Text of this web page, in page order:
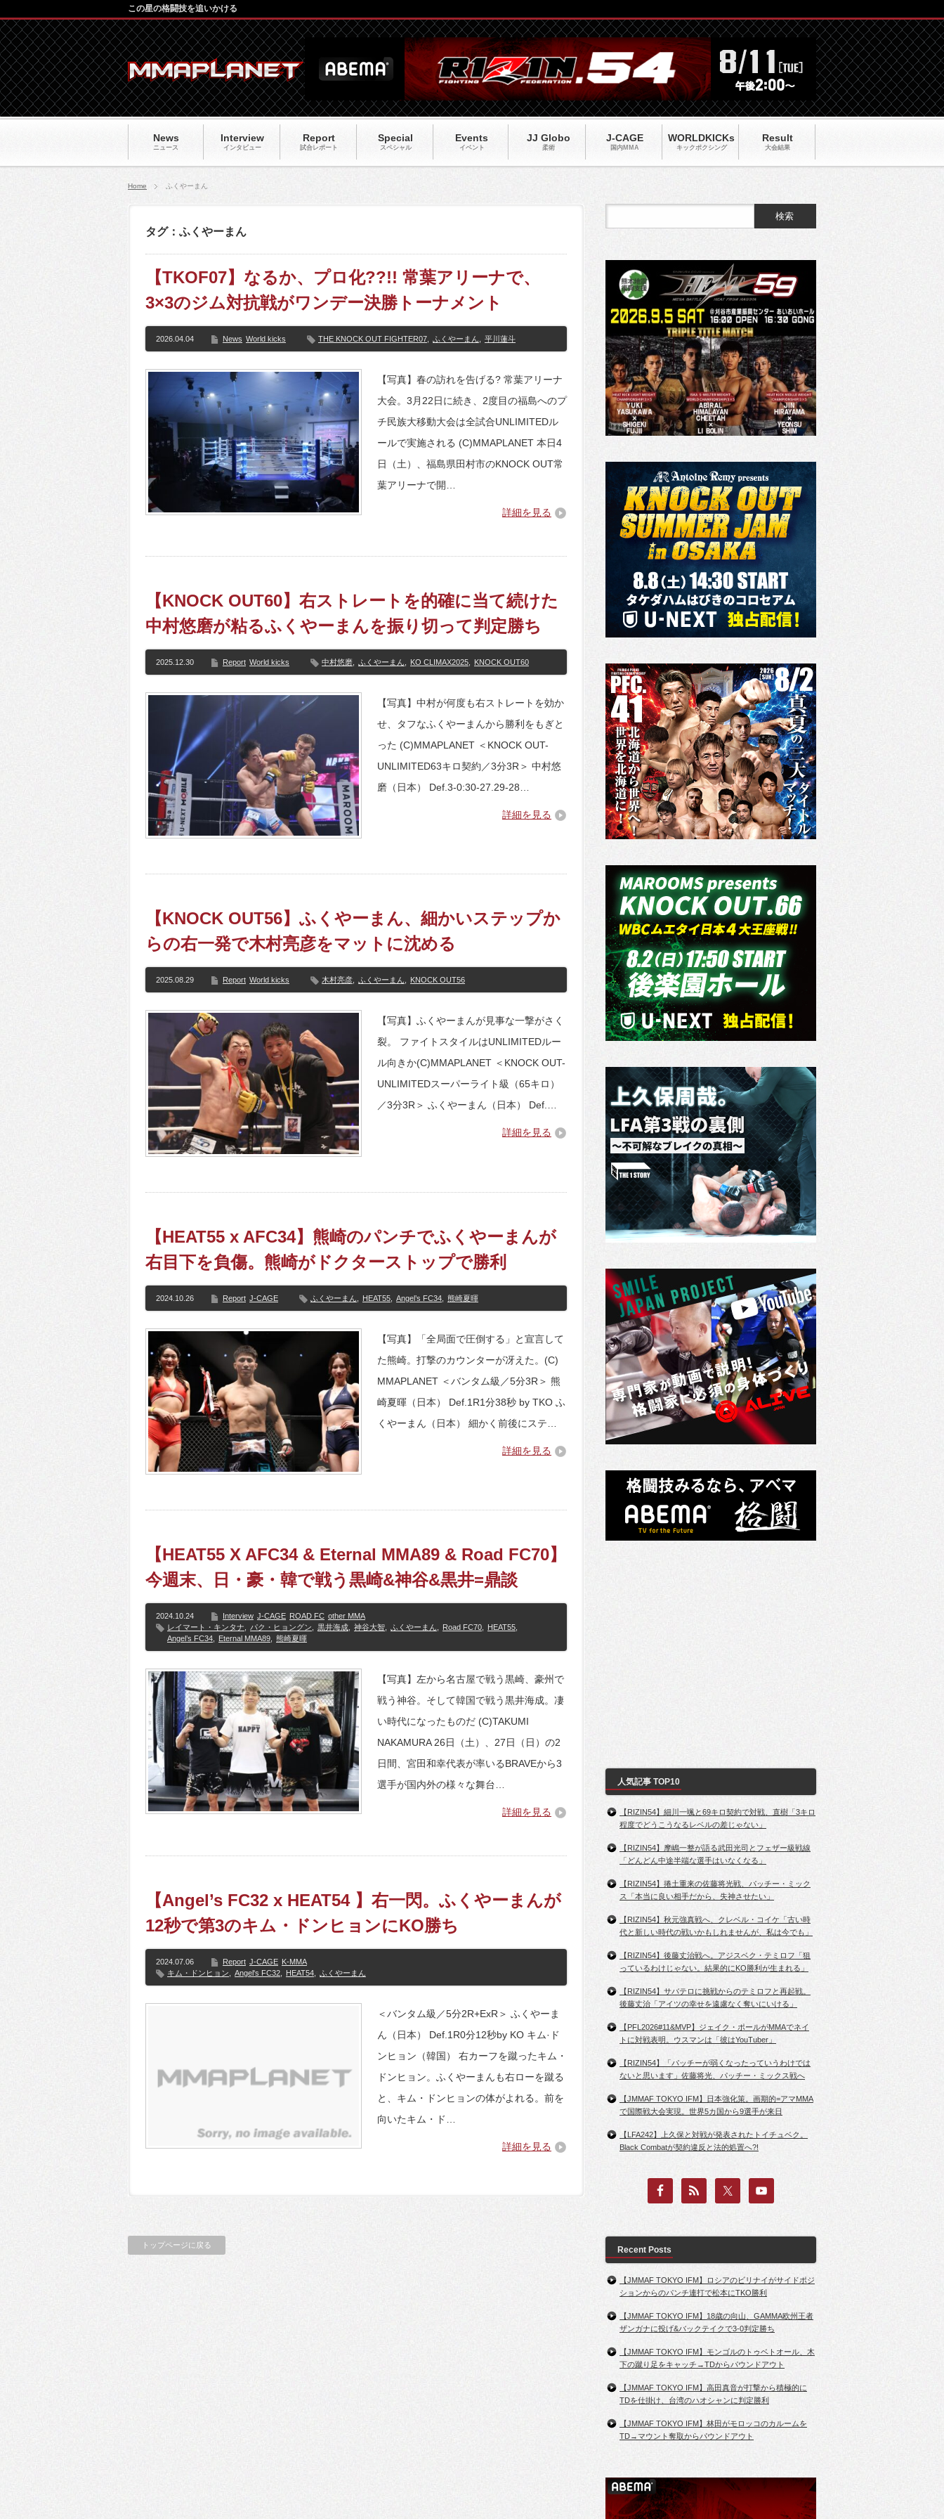
News
ニュース
Interview
インタビュー
Report
試合レポート
Special
スペシャル
Events
イベント
JJ Globo
柔術
J-CAGE
国内MMA
WORLDKICKs
キックポクシング
Result
大会結果
この星の格闘技を追いかける
Home ふくやーまん
タグ：ふくやーまん
【TKOF07】なるか、プロ化??!! 常葉アリーナで、
3×3のジム対抗戦がワンデー決勝トーナメント
2026.04.04 News World kicks THE KNOCK OUT FIGHTER07 ふくやーまん 平川蓮斗
【写真】春の訪れを告げる? 常葉アリーナ
大会。3月22日に続き、2度目の福島へのプ
チ民族大移動大会は全試合UNLIMITEDル
ールで実施される (C)MMAPLANET 本日4
日（土）、福島県田村市のKNOCK OUT常
葉アリーナで開…
詳細を見る
【KNOCK OUT60】右ストレートを的確に当て続けた
中村悠磨が粘るふくやーまんを振り切って判定勝ち
2025.12.30 Report World kicks 中村悠磨 ふくやーまん KO CLIMAX2025 KNOCK OUT60
【写真】中村が何度も右ストレートを効か
せ、タフなふくやーまんから勝利をもぎと
った (C)MMAPLANET ＜KNOCK OUT-
UNLIMITED63キロ契約／3分3R＞ 中村悠
磨（日本） Def.3-0:30-27.29-28…
詳細を見る
【KNOCK OUT56】ふくやーまん、細かいステップか
らの右一発で木村亮彦をマットに沈める
2025.08.29 Report World kicks 木村亮彦 ふくやーまん KNOCK OUT56
【写真】ふくやーまんが見事な一撃がさく
裂。 ファイトスタイルはUNLIMITEDルー
ル向きか(C)MMAPLANET ＜KNOCK OUT-
UNLIMITEDスーパーライト級（65キロ）
／3分3R＞ ふくやーまん（日本） Def.…
詳細を見る
【HEAT55 x AFC34】熊崎のパンチでふくやーまんが
右目下を負傷。熊崎がドクターストップで勝利
2024.10.26 Report J-CAGE ふくやーまん HEAT55 Angel’s FC34 熊崎夏暉
【写真】「全局面で圧倒する」と宣言して
た熊崎。打撃のカウンターが冴えた。(C)
MMAPLANET ＜バンタム級／5分3R＞ 熊
崎夏暉（日本） Def.1R1分38秒 by TKO ふ
くやーまん（日本） 細かく前後にステ…
詳細を見る
【HEAT55 X AFC34 & Eternal MMA89 & Road FC70】
今週末、日・豪・韓で戦う黒崎&神谷&黒井=鼎談
2024.10.24 Interview J-CAGE ROAD FC other MMA
レイマート・キンタナ
パク・ヒョングン 黒井海成 神谷大智 ふくやーまん Road FC70 HEAT55
Angel’s FC34
Eternal MMA89 熊崎夏暉
【写真】左から名古屋で戦う黒崎、豪州で
戦う神谷。そして韓国で戦う黒井海成。凄
い時代になったものだ (C)TAKUMI
NAKAMURA 26日（土）、27日（日）の2
日間、宮田和幸代表が率いるBRAVEから3
選手が国内外の様々な舞台…
詳細を見る
【Angel’s FC32 x HEAT54 】右一閃。ふくやーまんが
12秒で第3のキム・ドンヒョンにKO勝ち
2024.07.06 Report J-CAGE K-MMA
キム・ドンヒョン
Angel's FC32 HEAT54 ふくやーまん
＜バンタム級／5分2R+ExR＞ ふくやーま
ん（日本） Def.1R0分12秒by KO キム·ド
ンヒョン（韓国） 右カーフを蹴ったキム・
ドンヒョン。ふくやーまんも右ローを蹴る
と、キム・ドンヒョンの体がよれる。前を
向いたキム・ド…
詳細を見る
トップページに戻る
人気記事 TOP10
【RIZIN54】細川一颯と69キロ契約で対戦、直樹「3キロ
程度でどうこうなるレベルの差じゃない」
【RIZIN54】摩嶋一整が語る武田光司とフェザー級戦線
「どんどん中途半端な選手はいなくなる」
【RIZIN54】捲土重来の佐藤将光戦、パッチー・ミック
ス「本当に良い相手だから、失神させたい」
【RIZIN54】秋元強真戦へ、クレベル・コイケ「古い時
代と新しい時代の戦いかもしれませんが、私は今でも」
【RIZIN54】後藤丈治戦へ。アジスベク・テミロフ「狙
っているわけじゃない。結果的にKO勝利が生まれる」
【RIZIN54】サバテロに挑戦からのテミロフと再起戦。
後藤丈治「アイツの幸せを遠慮なく奪いにいける」
【PFL2026#11&MVP】ジェイク・ポールがMMAでネイ
トに対戦表明。ウスマンは「彼はYouTuber」
【RIZIN54】「パッチーが弱くなったっていうわけでは
ないと思います」佐藤将光、パッチー・ミックス戦へ
【JMMAF TOKYO IFM】日本強化策。画期的=アマMMA
で国際戦大会実現。世界5カ国から9選手が来日
【LFA242】上久保と対戦が発表されたトイチュベク。
Black Combatが契約違反と法的処置へ?!
Recent Posts
【JMMAF TOKYO IFM】ロシアのビリナイがサイドポジ
ションからのパンチ連打で松本にTKO勝利
【JMMAF TOKYO IFM】18歳の向山、GAMMA欧州王者
ザンガナに投げ&バックテイクで3-0判定勝ち
【JMMAF TOKYO IFM】モンゴルのトゥベトオール、木
下の蹴り足をキャッチ→TDからパウンドアウト
【JMMAF TOKYO IFM】高田真音が打撃から積極的に
TDを仕掛け、台湾のハオシャンに判定勝利
【JMMAF TOKYO IFM】林田がモロッコのカルームを
TD→マウント奪取からパウンドアウト